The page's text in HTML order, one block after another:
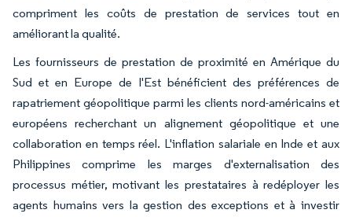
compriment les coûts de prestation de services tout en
améliorant la qualité.
Les fournisseurs de prestation de proximité en Amérique du
Sud et en Europe de l'Est bénéficient des préférences de
rapatriement géopolitique parmi les clients nord-américains et
européens recherchant un alignement géopolitique et une
collaboration en temps réel. L'inflation salariale en Inde et aux
Philippines comprime les marges d'externalisation des
processus métier, motivant les prestataires à redéployer les
agents humains vers la gestion des exceptions et à investir